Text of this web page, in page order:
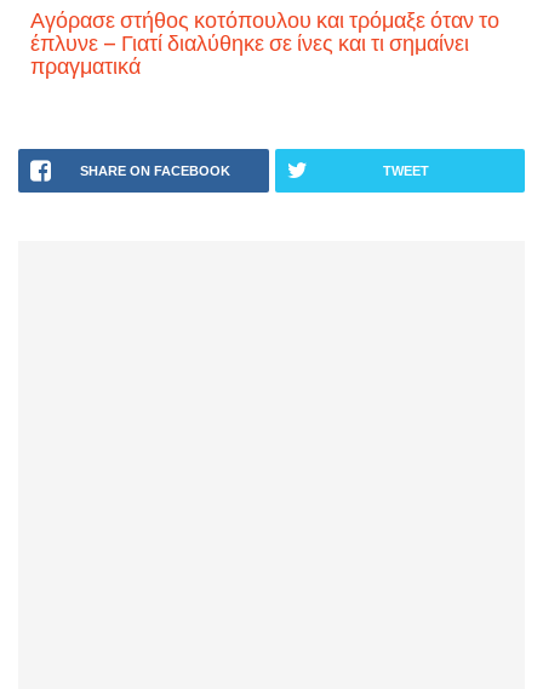
Αγόρασε στήθος κοτόπουλου και τρόμαξε όταν το
έπλυνε – Γιατί διαλύθηκε σε ίνες και τι σημαίνει
πραγματικά
SHARE ON FACEBOOK TWEET